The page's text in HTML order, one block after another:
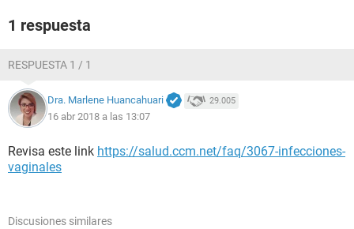
1 respuesta
RESPUESTA 1 / 1
Dra. Marlene Huancahuari 29.005
16 abr 2018 a las 13:07
Revisa este link https://salud.ccm.net/faq/3067-infecciones-
vaginales
Discusiones similares